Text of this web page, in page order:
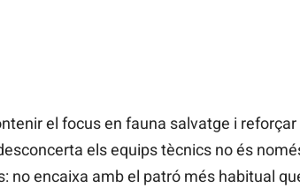
el focus en fauna salvatge i
els equips tècnics no és
no encaixa amb el patró més habitual